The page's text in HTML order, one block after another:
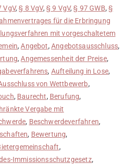
VgV,§ 8 VgV, § 9 VgV,§ 97 GWB,§
für die Erbringung
mit vorgeschaltetem
,Angebot, Angebotsausschluss,
,Angemessenheit der Preise,
, Aufteilung in Lose,
von Wettbewerb,
, Baurecht, Berufung,
Vergabe mit
, Beschwerdeverfahren,
, Bewertung,
,
Immissionsschutzgesetz,